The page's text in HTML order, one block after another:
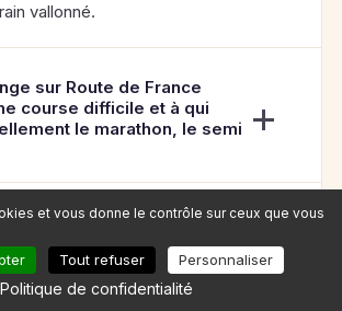
vallonné.
sur Route de France
course difficile et à qui
le marathon, le semi
et quelle
adopter pour le 10 km, le
et le marathon du 1er
Route de France 2027 ?
et vous donne le contrôle sur ceux que vous
Tout refuser Personnaliser
Politique de confidentialité